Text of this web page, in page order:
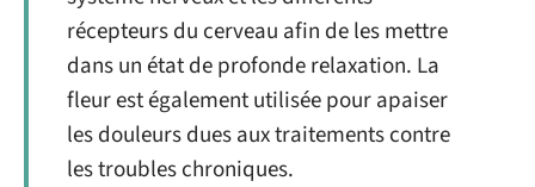
récepteurs du cerveau afin de les mettre
dans un état de profonde relaxation. La
fleur est également utilisée pour apaiser
les douleurs dues aux traitements contre
les troubles chroniques.